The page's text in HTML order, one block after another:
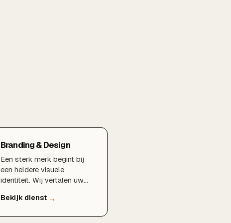
Branding & Design
Een sterk merk begint bij
een heldere visuele
identiteit. Wij vertalen uw
huisstijl en uitstraling die